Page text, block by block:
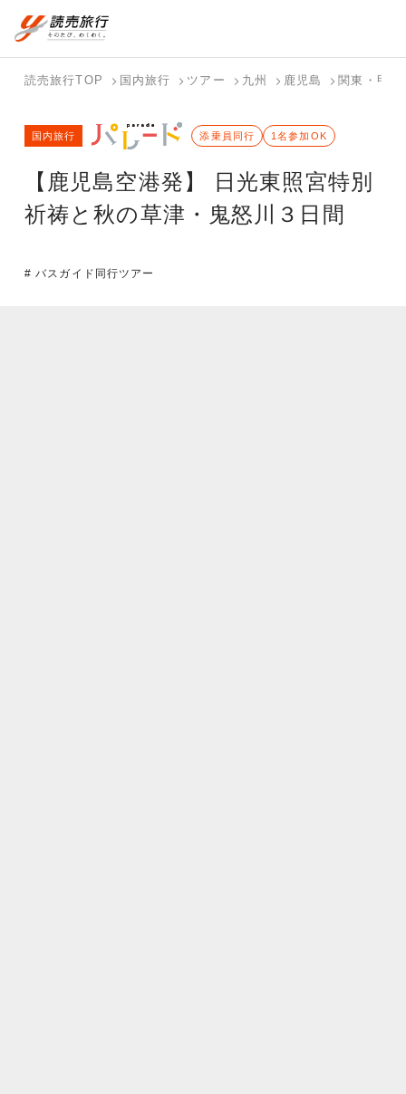
国内旅行トップ
バスツアー
を探す
個人旅行
（ブーケ）を探す
ら探す
テーマから写真から探
海外旅行トップ
海外特集か
ら探す
テーマから
探す
す
読売旅行TOP 国内旅行 ツアー 九州 鹿児島 関東・甲信
【鹿児島空港発】 日光東照宮特別
祈祷と秋の草津・鬼怒川３日間
国内旅行 添乗員同行 1名参加OK
# バスガイド同行ツアー